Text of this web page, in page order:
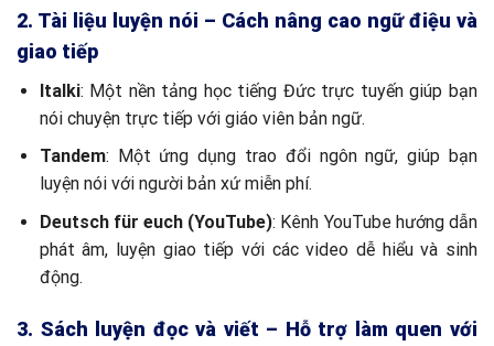
2. Tài liệu luyện nói – Cách nâng cao ngữ điệu và
giao tiếp
Italki: Một nền tảng học tiếng Đức trực tuyến giúp bạn
nói chuyện trực tiếp với giáo viên bản ngữ.
Tandem: Một ứng dụng trao đổi ngôn ngữ, giúp bạn
luyện nói với người bản xứ miễn phí.
Deutsch für euch (YouTube): Kênh YouTube hướng dẫn
phát âm, luyện giao tiếp với các video dễ hiểu và sinh
động.
3. Sách luyện đọc và viết – Hỗ trợ làm quen với